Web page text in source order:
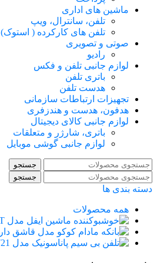
ماشین های اداری
تلفن، سانترال، ویپ
تلفن های کارکرده ( استوک)
صوتی و تصویری
رادیو
لوازم جانبی تلفن و فکس
باتری تلفن
هدست تلفن
تجهیزات ارتباطات سازمانی
هدفون، هدست و هندزفری
لوازم جانبی کالای دیجیتال
باتری، شارژر و متعلقات
لوازم جانبی گوشی موبایل
جستجو
جستجو
دسته بندی ها
همه محصولات